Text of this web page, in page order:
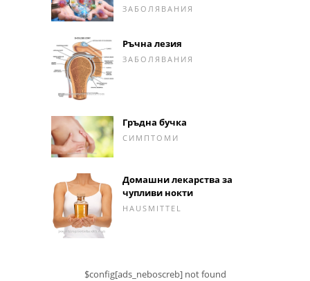
ЗАБОЛЯВАНИЯ
Ръчна лезия
ЗАБОЛЯВАНИЯ
Гръдна бучка
СИМПТОМИ
Домашни лекарства за
чупливи нокти
HAUSMITTEL
$config[ads_neboscreb] not found